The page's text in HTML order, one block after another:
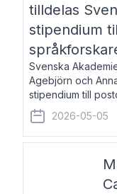
tilldelas
stipendium
Svenska
Agebjörn och
stipendium till
Anders Agebjörn,
2026-05-05